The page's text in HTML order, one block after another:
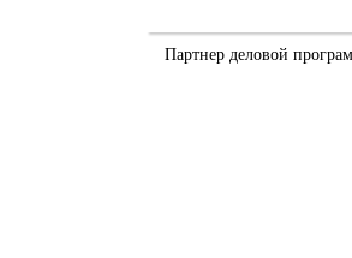
Партнер деловой